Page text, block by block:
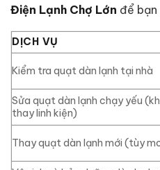
Điện Lạnh Chợ Lớn để bạn
DỊCH VỤ
Kiểm tra quạt dàn lạnh tại nhà
Sửa quạt dàn lạnh chạy yếu
thay linh kiện)
Thay quạt dàn lạnh mới (tùy